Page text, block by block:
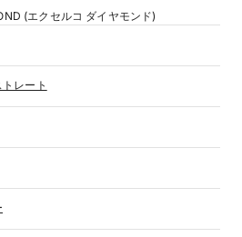
(エクセルコ ダイヤモンド)
レート